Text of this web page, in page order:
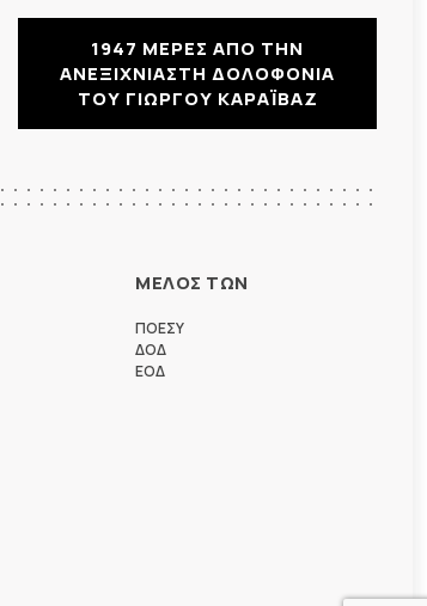
1947 ΜΕΡΕΣ ΑΠΟ ΤΗΝ
ΑΝΕΞΙΧΝΙΑΣΤΗ ΔΟΛΟΦΟΝΙΑ
ΤΟΥ ΓΙΩΡΓΟΥ ΚΑΡΑΪΒΑΖ
ΜΕΛΟΣ ΤΩΝ
ΠΟΕΣΥ
ΔΟΔ
ΕΟΔ